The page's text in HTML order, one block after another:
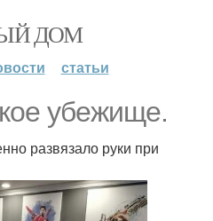
ДОМ
статьи
убежище.
развязало руки при